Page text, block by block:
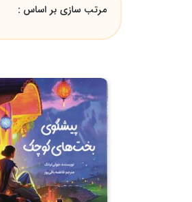
مرتب سازی بر اساس :